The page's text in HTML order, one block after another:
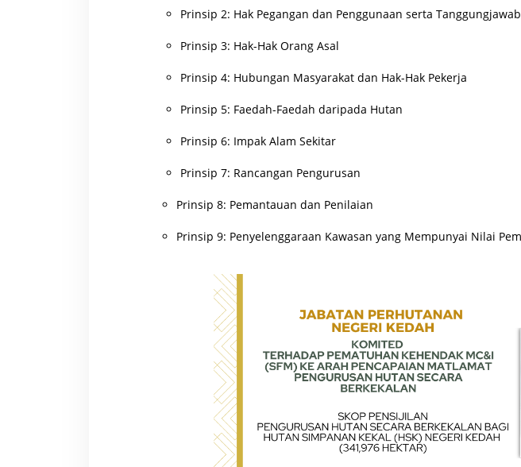
Prinsip 2: Hak Pegangan dan Penggunaan serta Tanggungjawab
Prinsip 3: Hak-Hak Orang Asal
Prinsip 4: Hubungan Masyarakat dan Hak-Hak Pekerja
Prinsip 5: Faedah-Faedah daripada Hutan
Prinsip 6: Impak Alam Sekitar
Prinsip 7: Rancangan Pengurusan
Prinsip 8: Pemantauan dan Penilaian
Prinsip 9: Penyelenggaraan Kawasan yang Mempunyai Nilai